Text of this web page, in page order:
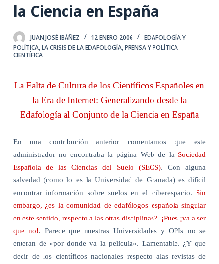
la Ciencia en España
JUAN JOSÉ IBÁÑEZ 12 ENERO 2006
EDAFOLOGÍA Y
POLÍTICA,LA CRISIS DE LA EDAFOLOGÍA,PRENSA Y POLÍTICA
CIENTÍFICA
La Falta de Cultura de los Científicos Españoles en
la Era de Internet: Generalizando desde la
Edafología al Conjunto de la Ciencia en España
En una contribución anterior comentamos que este
administrador no encontraba la página Web de la Sociedad
Española de las Ciencias del Suelo (SECS). Con alguna
salvedad (como lo es la Universidad de Granada) es difícil
encontrar información sobre suelos en el ciberespacio. Sin
embargo, ¿es la comunidad de edafólogos española singular
en este sentido, respecto a las otras disciplinas?. ¡Pues ¡va a ser
que no!. Parece que nuestras Universidades y OPIs no se
enteran de «por donde va la película». Lamentable. ¿Y que
decir de los científicos nacionales respecto alas revistas de